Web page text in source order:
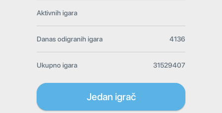
Aktivnih igara
Danas odigranih igara 4136
Ukupno igara 31529407
Jedan igrač